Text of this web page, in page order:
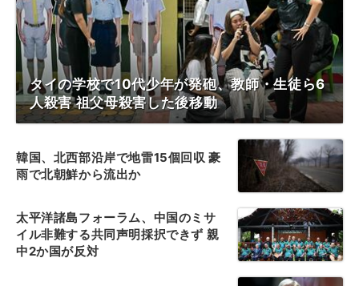
タイの学校で10代少年が発砲、教師・生徒ら6
人殺害 祖父母殺害した後移動
韓国、北西部沿岸で地雷15個回収 豪
雨で北朝鮮から流出か
太平洋諸島フォーラム、中国のミサ
イル非難する共同声明採択できず 親
中2か国が反対